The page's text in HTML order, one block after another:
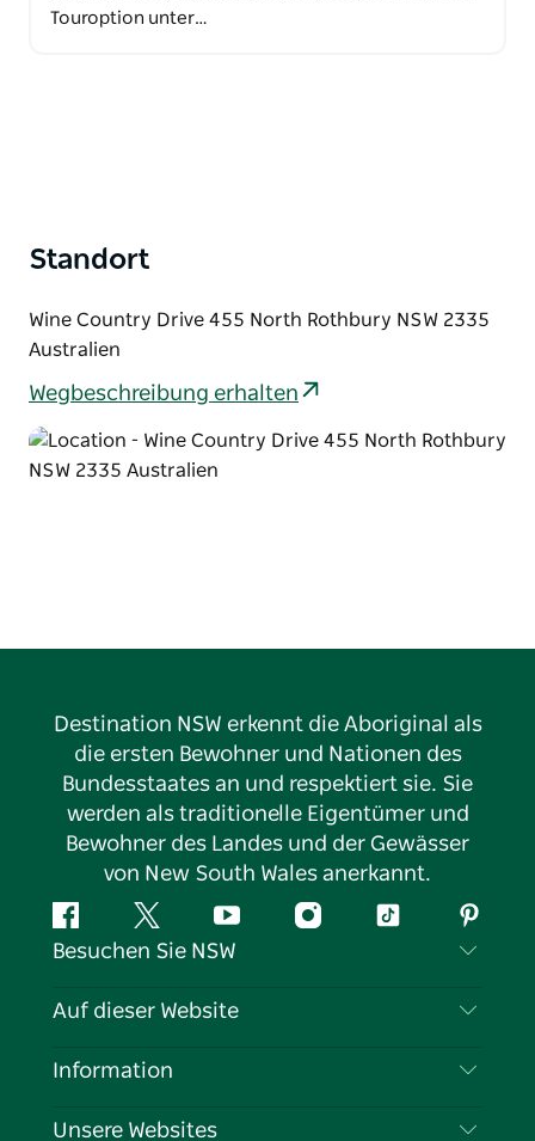
Touroption unter…
Standort
Wine Country Drive 455 North Rothbury NSW 2335
Australien
Wegbeschreibung erhalten
Destination NSW erkennt die Aboriginal als
die ersten Bewohner und Nationen des
Bundesstaates an und respektiert sie. Sie
werden als traditionelle Eigentümer und
Bewohner des Landes und der Gewässer
von New South Wales anerkannt.
FacebookTwitter YouTubeInstagramTikTok
Besuchen Sie NSW
Kontaktieren Sie uns
Cookie-Hinweis
Auf dieser Website
Reiseziele
Information
Reiseinformationen
Unsere Websites